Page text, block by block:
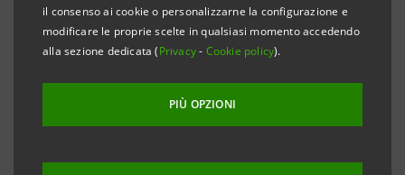
il consenso ai cookie o personalizzarne la configurazione e
modificare le proprie scelte in qualsiasi momento accedendo
alla sezione dedicata (Privacy- Cookie policy).
PIÙ OPZIONI